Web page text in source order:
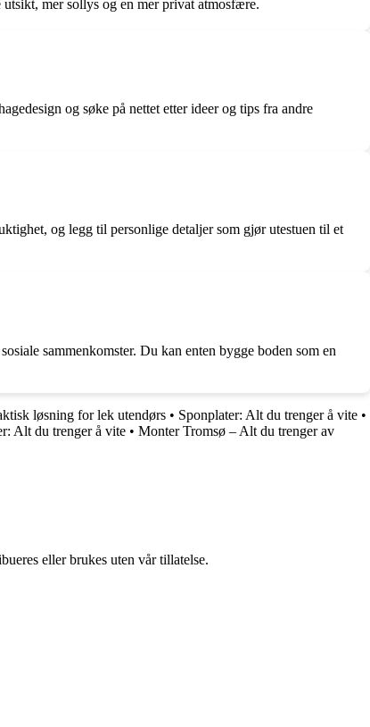
mer sollys og en mer privat atmosfære.
og søke på nettet etter ideer og tips fra andre
og legg til personlige detaljer som gjør utestuen til et
sammenkomster. Du kan enten bygge boden som en
løsning for lek utendørs • Sponplater: Alt du trenger å vite •
Alt du trenger å vite • Monter Tromsø – Alt du trenger av
eller brukes uten vår tillatelse.